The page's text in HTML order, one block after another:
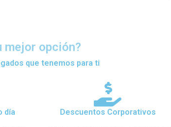
mejor opción?
que tenemos para ti
día Descuentos Corporativos